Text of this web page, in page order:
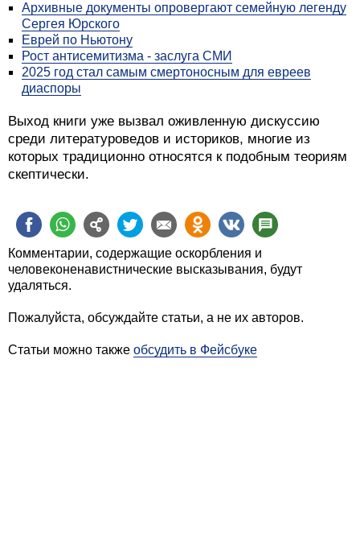
Архивные документы опровергают семейную легенду
Сергея Юрского
Еврей по Ньютону
Рост антисемитизма - заслуга СМИ
2025 год стал самым смертоносным для евреев
диаспоры
Выход книги уже вызвал оживленную дискуссию
среди литературоведов и историков, многие из
которых традиционно относятся к подобным теориям
скептически.
Комментарии, содержащие оскорбления и
человеконенавистнические высказывания, будут
удаляться.
Пожалуйста, обсуждайте статьи, а не их авторов.
Статьи можно также обсудить в Фейсбуке